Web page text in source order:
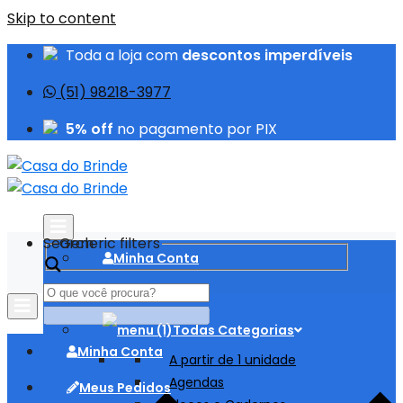
Skip to content
Toda a loja com descontos imperdíveis
(51) 98218-3977
5% off no pagamento por PIX
Minha Conta
Meus Pedidos
Todas Categorias
A partir de 1 unidade
Agendas
Search
Generic filters
Minha Conta
Meus Pedidos